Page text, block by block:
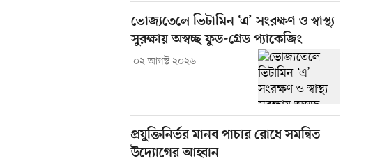
ভোজ্যতেলে ভিটামিন ‘এ’ সংরক্ষণ ও স্বাস্থ্য
সুরক্ষায় অস্বচ্ছ ফুড-গ্রেড প্যাকেজিং
০২ আগস্ট ২০২৬
প্রযুক্তিনির্ভর মানব পাচার রোধে সমন্বিত
উদ্যোগের আহ্বান